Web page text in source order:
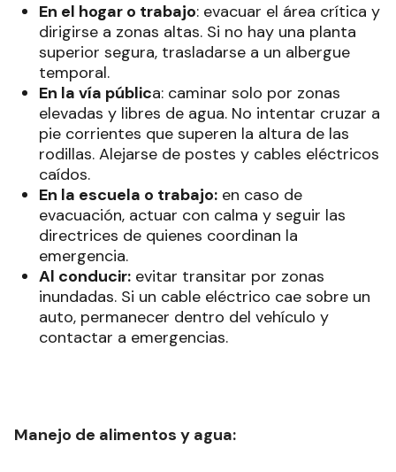
En el hogar o trabajo: evacuar el área crítica y
dirigirse a zonas altas. Si no hay una planta
superior segura, trasladarse a un albergue
temporal.
En la vía pública: caminar solo por zonas
elevadas y libres de agua. No intentar cruzar a
pie corrientes que superen la altura de las
rodillas. Alejarse de postes y cables eléctricos
caídos.
En la escuela o trabajo: en caso de
evacuación, actuar con calma y seguir las
directrices de quienes coordinan la
emergencia.
Al conducir: evitar transitar por zonas
inundadas. Si un cable eléctrico cae sobre un
auto, permanecer dentro del vehículo y
contactar a emergencias.
Manejo de alimentos y agua: